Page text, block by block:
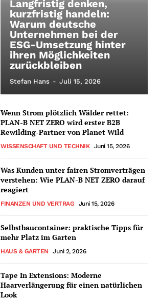
Langfristig denken,
kurzfristig handeln:
Warum deutsche
Unternehmen bei der
ESG-Umsetzung hinter
ihren Möglichkeiten
zurückbleiben
Stefan Hans - Juli 15, 2026
Wenn Strom plötzlich Wälder rettet:
PLAN-B NET ZERO wird erster B2B
Rewilding-Partner von Planet Wild
WISSENSCHAFT UND TECHNIK Juni 15, 2026
Was Kunden unter fairen Stromverträgen
verstehen: Wie PLAN-B NET ZERO darauf
reagiert
FINANZEN UND VERTRAG Juni 15, 2026
Selbstbaucontainer: praktische Tipps für
mehr Platz im Garten
HAUS & GARTEN Juni 2, 2026
Tape In Extensions: Moderne
Haarverlängerung für einen natürlichen
Look